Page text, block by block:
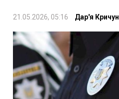
21.05.2026, 05:16 Дар'я Кричун